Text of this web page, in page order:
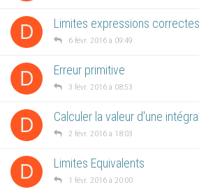
D Limites expressions correctes
6 févr. 2016 à 09:49
D Erreur primitive
3 févr. 2016 à 08:53
D Calculer la valeur d'une
2 févr. 2016 à 18:03
D Limites Equivalents
1 févr. 2016 à 20:00